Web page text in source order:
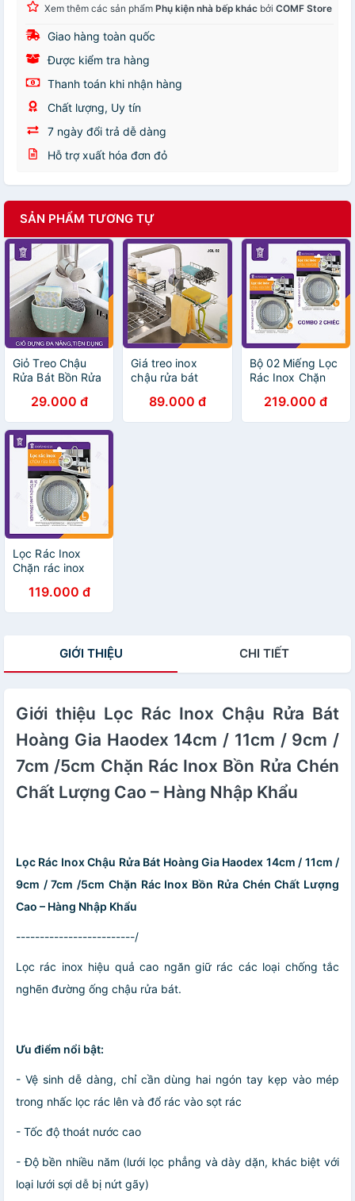
Xem thêm các sản phẩm Phụ kiện nhà bếp khác bởi COMF Store
Giao hàng toàn quốc
Được kiểm tra hàng
Thanh toán khi nhận hàng
Chất lượng, Uy tín
7 ngày đổi trả dễ dàng
Hỗ trợ xuất hóa đơn đỏ
SẢN PHẨM TƯƠNG TỰ
Giỏ Treo Chậu
Rửa Bát Bồn Rửa
Cao Đựng Giẻ
Rửa Bát - Hoàng
Gia JY189 - Màu
Xanh Ngọc
29.000 đ
Giá treo inox
chậu rửa bát
inox treo vòi
nước chậu rửa
89.000 đ
Bộ 02 Miếng Lọc
Rác Inox Chặn
Chén, Chậu Rửa
Bát Cao Cấp
219.000 đ
Lọc Rác Inox
Chặn rác inox
Chậu Rửa Bát
Cao Cấp Hoàng
Bền, Sang Trọng
bát có trên thị
trường, giúp
chống tắc nghẽn
bồn rửa bát
119.000 đ
GIỚI THIỆU CHI TIẾT
Giới thiệu Lọc Rác Inox Chậu Rửa Bát
Hoàng Gia Haodex 14cm / 11cm / 9cm /
7cm /5cm Chặn Rác Inox Bồn Rửa Chén
Chất Lượng Cao – Hàng Nhập Khẩu
Lọc Rác Inox Chậu Rửa Bát Hoàng Gia Haodex 14cm / 11cm /
9cm / 7cm /5cm Chặn Rác Inox Bồn Rửa Chén Chất Lượng
Cao – Hàng Nhập Khẩu
-------------------------/
Lọc rác inox hiệu quả cao ngăn giữ rác các loại chống tắc
nghẽn đường ống chậu rửa bát.
Ưu điểm nổi bật:
- Vệ sinh dễ dàng, chỉ cần dùng hai ngón tay kẹp vào mép
trong nhấc lọc rác lên và đổ rác vào sọt rác
- Tốc độ thoát nước cao
- Độ bền nhiều năm (lưới lọc phẳng và dày dặn, khác biệt với
loại lưới sợi dễ bị nứt gãy)